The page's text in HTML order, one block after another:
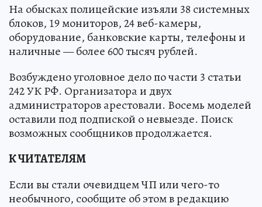
На обысках полицейские изъяли 38 системных
блоков, 19 мониторов, 24 веб-камеры,
оборудование, банковские карты, телефоны и
наличные — более 600 тысяч рублей.
Возбуждено уголовное дело по части 3 статьи
242 УК РФ. Организатора и двух
администраторов арестовали. Восемь моделей
оставили под подпиской о невыезде. Поиск
возможных сообщников продолжается.
К ЧИТАТЕЛЯМ
Если вы стали очевидцем ЧП или чего-то
необычного, сообщите об этом в редакцию